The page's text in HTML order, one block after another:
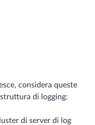
considera queste
di logging:
di server di log